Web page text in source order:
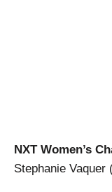
NXT Women’s
Stephanie